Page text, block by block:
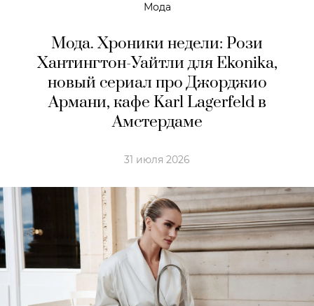
Мода
Мода. Хроники недели: Рози
Хантингтон-Уайтли для Ekonika,
новый сериал про Джорджио
Армани, кафе Karl Lagerfeld в
Амстердaме
31 июля 2026